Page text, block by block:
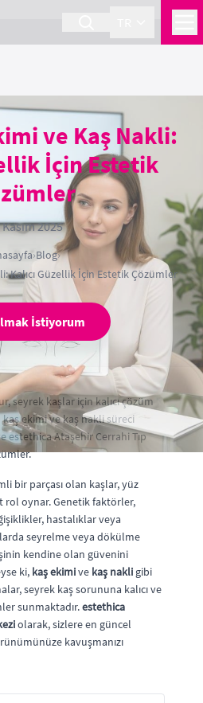
ve Kaş Nakli:
İçin Estetik
2025
›Blog›
Kalıcı Güzellik İçin Estetik Çözümler
İstiyorum
seyrek kaşlar için kalıcı çözüm
ekimi ve kaş nakli süreci
estethica Ataşehir Cerrahi Tıp
bir parçası olan kaşlar, yüz
rol oynar. Genetik faktörler,
hastalıklar veya
seyrelme veya dökülme
kendine olan güvenini
ki, kaş ekimive kaş nakli gibi
seyrek kaş sorununa kalıcı ve
sunmaktadır.estethica
olarak, sizlere en güncel
kavuşmanızı